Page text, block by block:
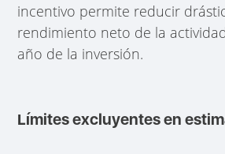
incentivo permite reducir
rendimiento neto de la
año de la inversión.
Límites excluyentes en